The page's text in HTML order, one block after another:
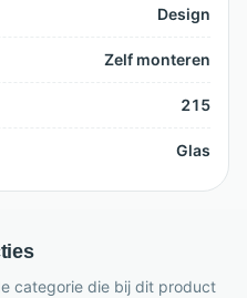
Design
Zelf monteren
215
Glas
categorie die bij dit product